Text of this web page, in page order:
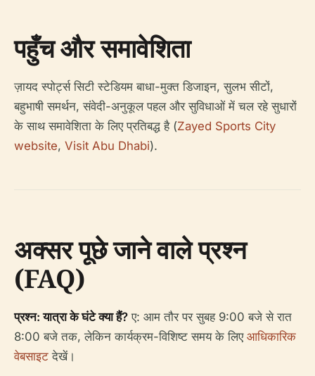
पहुँच और समावेशिता
ज़ायद स्पोर्ट्स सिटी स्टेडियम बाधा-मुक्त डिजाइन, सुलभ सीटों,
बहुभाषी समर्थन, संवेदी-अनुकूल पहल और सुविधाओं में चल रहे सुधारों
के साथ समावेशिता के लिए प्रतिबद्ध है (Zayed Sports City
website, Visit Abu Dhabi).
अक्सर पूछे जाने वाले प्रश्न
(FAQ)
प्रश्न: यात्रा के घंटे क्या हैं? ए: आम तौर पर सुबह 9:00 बजे से रात
8:00 बजे तक, लेकिन कार्यक्रम-विशिष्ट समय के लिए आधिकारिक
वेबसाइट देखें।